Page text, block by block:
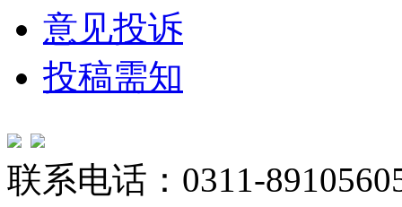
意见投诉
投稿需知
联系电话：0311-